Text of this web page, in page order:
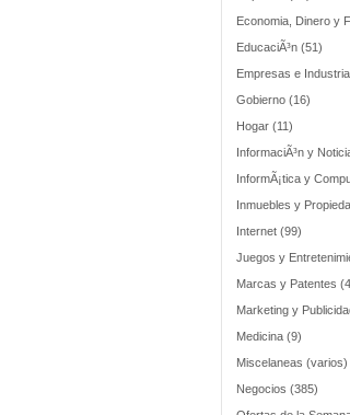
Economia, Dinero y
EducaciÃ³n (51)
Empresas e
Gobierno (16)
Hogar (11)
InformaciÃ³n y
InformÃ¡tica y
Inmuebles y
Internet (99)
Juegos y
Marcas y Patentes
Marketing y
Medicina (9)
Miscelaneas (varios)
Negocios (385)